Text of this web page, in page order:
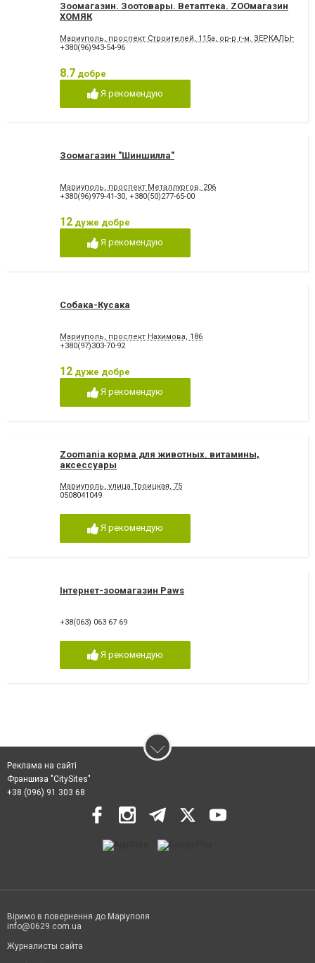
Зоомагазин. Зоотовары. Ветаптека. ZOOмагазин
ХОМЯК
Мариуполь, проспект Строителей, 115а, ор-р г-м. ЗЕРКАЛЬНЫЙ
+380(96)943-54-96
8.7 добре
Я рекомендую
Зоомагазин "Шиншилла"
Мариуполь, проспект Металлургов, 206
+380(96)979-41-30, +380(50)277-65-00
12 дуже добре
Я рекомендую
Собака-Кусака
Мариуполь, проспект Нахимова, 186
+380(97)303-70-92
12 дуже добре
Я рекомендую
Zoomania корма для животных. витамины,
аксессуары
Мариуполь, улица Троицкая, 75
0508041049
Я рекомендую
Інтернет-зоомагазин Paws
+38(063) 063 67 69
Я рекомендую
Реклама на сайті
Франшиза "CitySites"
+38 (096) 91 303 68
Віримо в повернення до Маріуполя
info@0629.com.ua
Журналисты сайта